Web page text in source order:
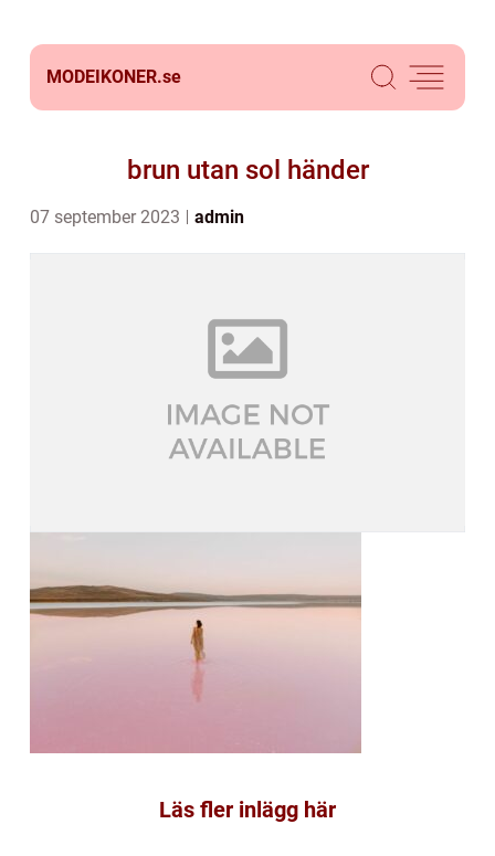
MODEIKONER.se
brun utan sol händer
07 september 2023 admin
Läs fler inlägg här